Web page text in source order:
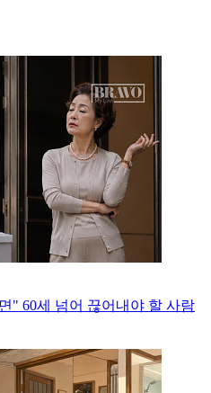
" 60세 넘어 끊어내야 할 사람